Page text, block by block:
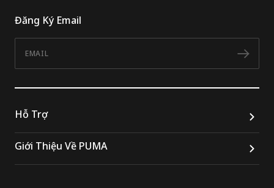
Đăng Ký Email
Hỗ Trợ
Giới Thiệu Về PUMA